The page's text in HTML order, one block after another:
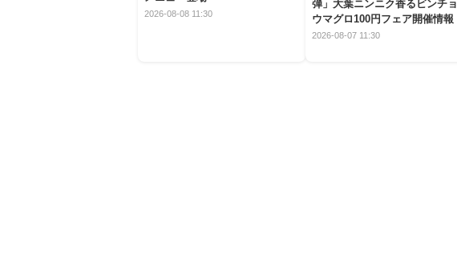
2026-08-08 11:30
弾」大葉ニンニク香るビンチョ
ウマグロ100円フェア開催情報
2026-08-07 11:30